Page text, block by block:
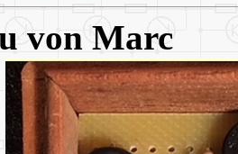
von Marc